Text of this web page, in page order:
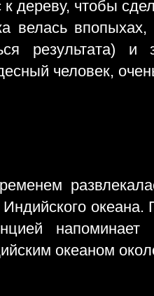
к дереву, чтобы
велась
результата) и
человек,
Индийского
океаном